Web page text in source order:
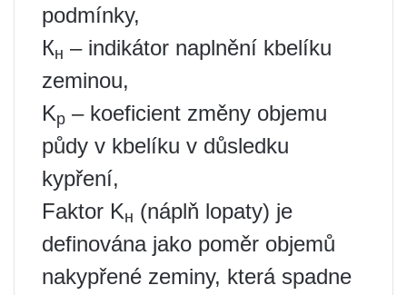
podmínky,
Кн – indikátor naplnění kbelíku
zeminou,
Kр – koeficient změny objemu
půdy v kbelíku v důsledku
kypření,
Faktor Kн (náplň lopaty) je
definována jako poměr objemů
nakypřené zeminy, která spadne